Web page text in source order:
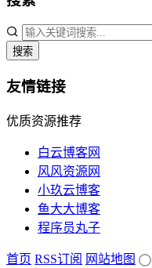
搜索
友情链接
优质资源推荐
白云博客网
风风资源网
小玖云博客
鱼大大博客
程序员丸子
首页 RSS订阅 网站地图